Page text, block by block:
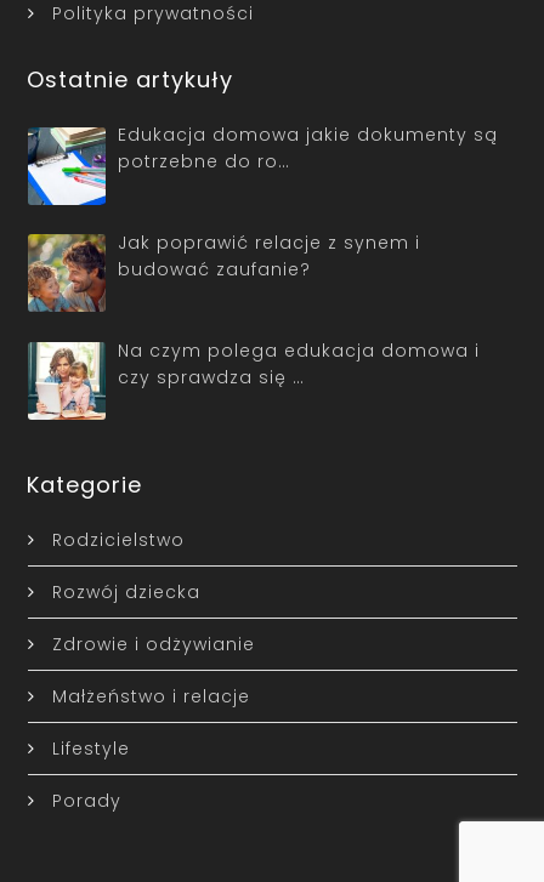
Polityka prywatności
Ostatnie artykuły
Edukacja domowa jakie dokumenty są
potrzebne do ro…
Jak poprawić relacje z synem i
budować zaufanie?
Na czym polega edukacja domowa i
czy sprawdza się …
Kategorie
Rodzicielstwo
Rozwój dziecka
Zdrowie i odżywianie
Małżeństwo i relacje
Lifestyle
Porady